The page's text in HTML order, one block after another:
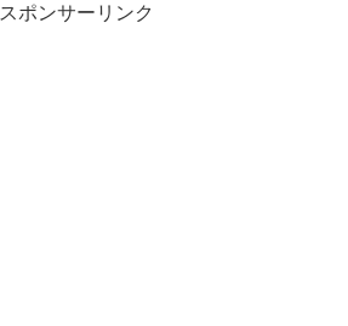
スポンサーリンク